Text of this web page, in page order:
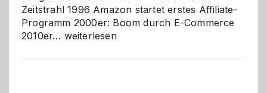
Zeitstrahl 1996 Amazon startet erstes Affiliate-
Programm 2000er: Boom durch E-Commerce
2010er… Affiliate-
weiterlesen